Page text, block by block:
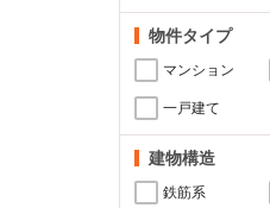
物件タイプ
マンション
一戸建て
建物構造
鉄筋系